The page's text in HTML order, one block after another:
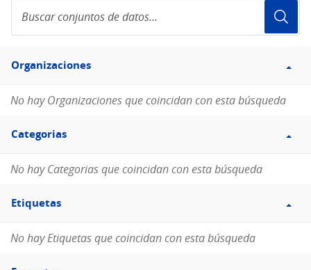
conjuntos
de
Filtro
Organizaciones
Organizaciones
No hay Organizaciones que coincidan con esta búsqueda
Filtro
Categorias
Categorias
No hay Categorias que coincidan con esta búsqueda
Filtro
Etiquetas
Etiquetas
No hay Etiquetas que coincidan con esta búsqueda
Filtro